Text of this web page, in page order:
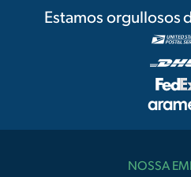
Estamos orgullosos
NOSSA